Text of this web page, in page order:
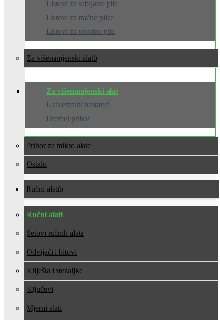
Listovi za sabljaste pile
Listovi za tračne pilee
Listovi za ubodne pile
Za višenamjenski alat
Za višenamjenski alat
Univerzalni nastavci
Dremel pribor
Pribor za mikro alate
Ostalo
Ručni alati
Ručni alati
Setovi ručnih alata
Odvijači i bitovi
Kliješta i stezaljke
Ključevi
Mjerni alati